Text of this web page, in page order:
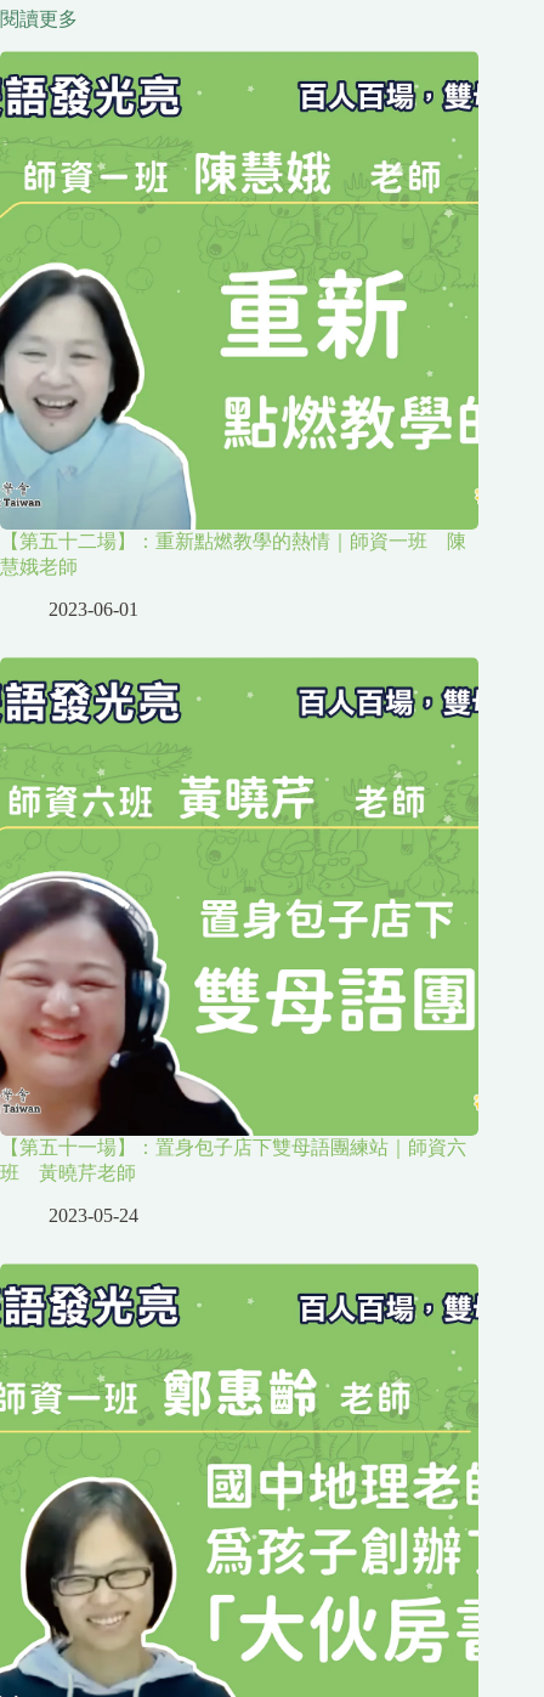
閱讀更多
【第五十二場】：重新點燃教學的熱情｜師資一班 陳
慧娥老師
2023-06-01
【第五十一場】：置身包子店下雙母語團練站｜師資六
班 黃曉芹老師
2023-05-24